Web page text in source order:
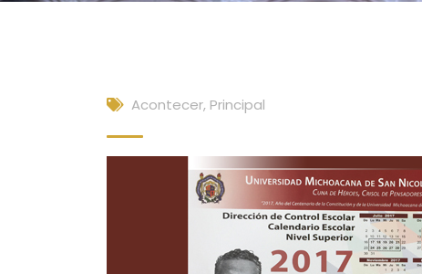
Acontecer, Principal